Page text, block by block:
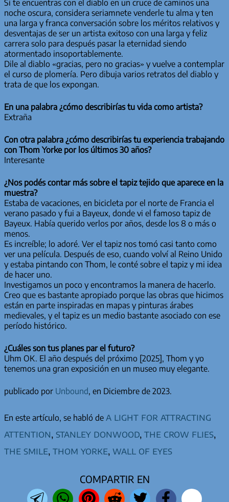
Si te encuentras con el diablo en un cruce de caminos una
noche oscura, considera seriamnete venderle tu alma y ten
una larga y franca conversación sobre los méritos relativos y
desventajas de ser un artista exitoso con una larga y feliz
carrera solo para después pasar la eternidad siendo
atormentado insoportablemente.
Dile al diablo «gracias, pero no gracias» y vuelve a contemplar
el curso de plomería. Pero dibuja varios retratos del diablo y
trata de que los expongan.
En una palabra ¿cómo describirías tu vida como artista?
Extraña
Con otra palabra ¿cómo describirías tu experiencia trabajando
con Thom Yorke por los últimos 30 años?
Interesante
¿Nos podés contar más sobre el tapiz tejido que aparece en la
muestra?
Estaba de vacaciones, en bicicleta por el norte de Francia el
verano pasado y fui a Bayeux, donde vi el famoso tapiz de
Bayeux. Había querido verlos por años, desde los 8 o más o
menos.
Es increíble; lo adoré. Ver el tapiz nos tomó casi tanto como
ver una película. Después de eso, cuando volví al Reino Unido
y estaba pintando con Thom, le conté sobre el tapiz y mi idea
de hacer uno.
Investigamos un poco y encontramos la manera de hacerlo.
Creo que es bastante apropiado porque las obras que hicimos
están en parte inspiradas en mapas y pinturas árabes
medievales, y el tapiz es un medio bastante asociado con ese
período histórico.
¿Cuáles son tus planes par el futuro?
Uhm OK. El año después del próximo [2025], Thom y yo
tenemos una gran exposición en un museo muy elegante.
publicado por Unbound, en Diciembre de 2023.
En este artículo, se habló de a light for attracting
attention, stanley donwood, the crow flies,
the smile, thom yorke, wall of eyes
COMPARTIR EN